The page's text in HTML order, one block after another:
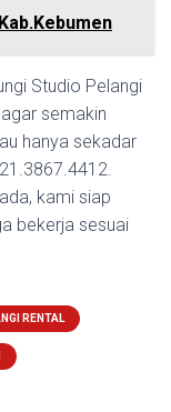
Studio Pelangi
semakin
hanya sekadar
kami siap
bekerja sesuai
RENTAL